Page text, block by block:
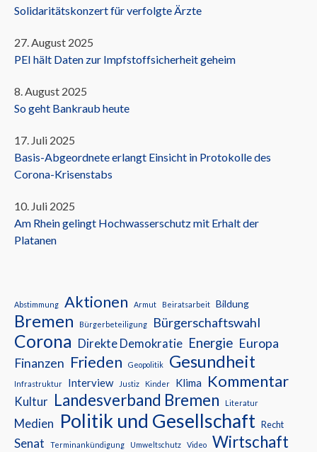
Solidaritätskonzert für verfolgte Ärzte
27. August 2025
PEI hält Daten zur Impfstoffsicherheit geheim
8. August 2025
So geht Bankraub heute
17. Juli 2025
Basis-Abgeordnete erlangt Einsicht in Protokolle des
Corona-Krisenstabs
10. Juli 2025
Am Rhein gelingt Hochwasserschutz mit Erhalt der
Platanen
Abstimmung Aktionen Armut Beiratsarbeit Bildung
Bremen Bürgerbeteiligung Bürgerschaftswahl
Corona Direkte Demokratie Energie Europa
Finanzen Frieden Geopolitik Gesundheit
Infrastruktur Interview Justiz Kinder Klima Kommentar
Kultur Landesverband Bremen Literatur
Medien Politik und Gesellschaft Recht
Senat Terminankündigung Umweltschutz Video Wirtschaft